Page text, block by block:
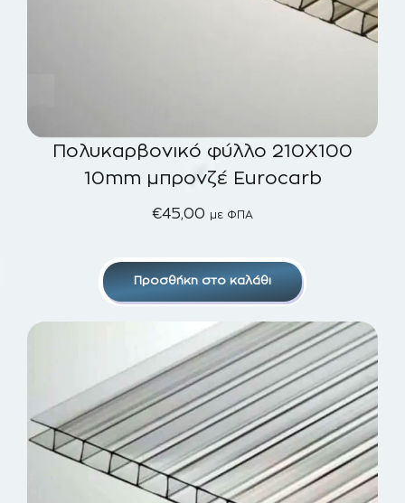
Πολυκαρβονικό φύλλο 210Χ100
10mm μπρονζέ Eurocarb
€45,00 με ΦΠΑ
Προσθήκη στο καλάθι